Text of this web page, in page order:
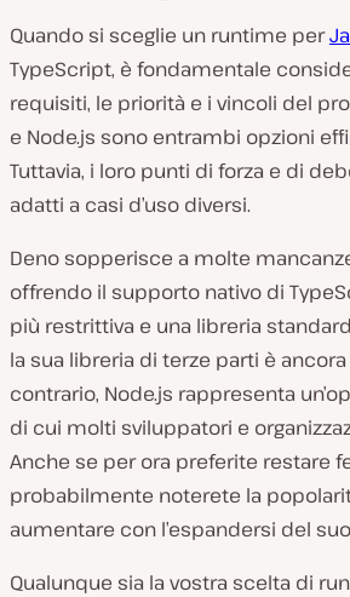
Quando si sceglie un runtime per
TypeScript, è fondamentale
requisiti, le priorità e i vincoli del
e Node.js sono entrambi opzioni
Tuttavia, i loro punti di forza e di
adatti a casi d’uso diversi.
Deno sopperisce a molte
offrendo il supporto nativo di
più restrittiva e una libreria
la sua libreria di terze parti è
contrario, Node.js rappresenta
di cui molti sviluppatori e
Anche se per ora preferite restare
probabilmente noterete la
aumentare con l’espandersi del
Qualunque sia la vostra scelta di